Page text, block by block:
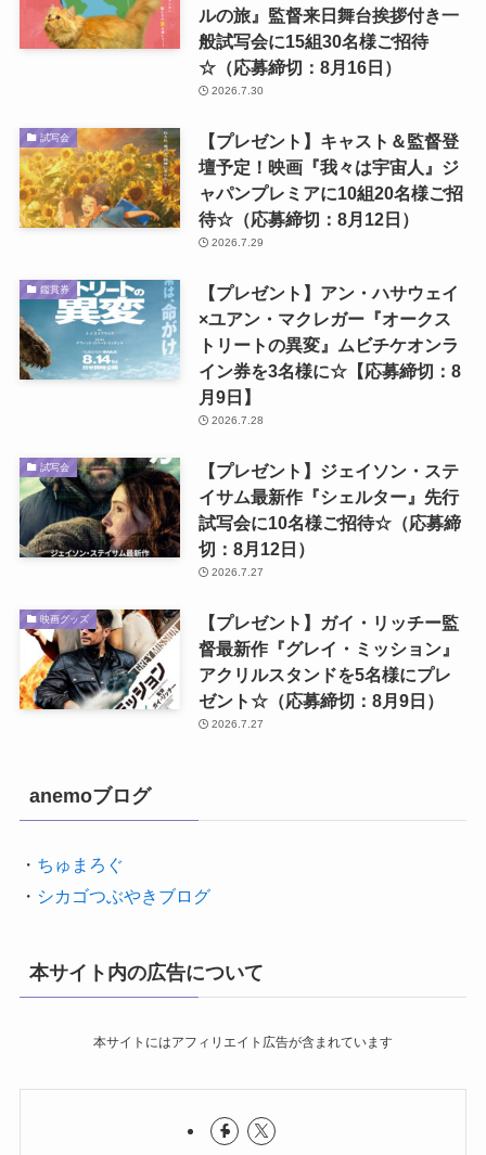
ルの旅』監督来日舞台挨拶付き一
般試写会に15組30名様ご招待
☆（応募締切：8月16日）
2026.7.30
試写会
【プレゼント】キャスト＆監督登
壇予定！映画『我々は宇宙人』ジ
ャパンプレミアに10組20名様ご招
待☆（応募締切：8月12日）
2026.7.29
鑑賞券
【プレゼント】アン・ハサウェイ
×ユアン・マクレガー『オークス
トリートの異変』ムビチケオンラ
イン券を3名様に☆【応募締切：8
月9日】
2026.7.28
試写会
【プレゼント】ジェイソン・ステ
イサム最新作『シェルター』先行
試写会に10名様ご招待☆（応募締
切：8月12日）
2026.7.27
映画グッズ
【プレゼント】ガイ・リッチー監
督最新作『グレイ・ミッション』
アクリルスタンドを5名様にプレ
ゼント☆（応募締切：8月9日）
2026.7.27
anemoブログ
・ ちゅまろぐ
・ シカゴつぶやきブログ
本サイト内の広告について
本サイトにはアフィリエイト広告が含まれています